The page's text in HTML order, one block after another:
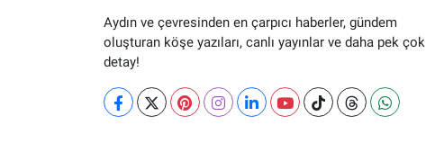
Aydın ve çevresinden en çarpıcı haberler, gündem
oluşturan köşe yazıları, canlı yayınlar ve daha pek çok
detay!